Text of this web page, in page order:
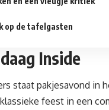
op de tafelgasten
Inside
staat pakjesavond in
feest in een